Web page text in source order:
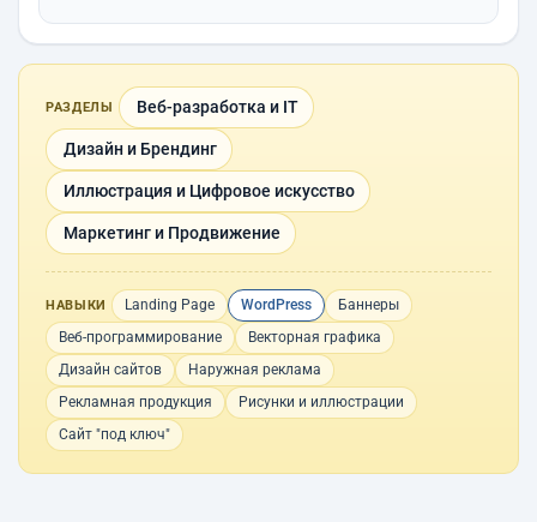
РАЗДЕЛЫ Веб-разработка и IT
Дизайн и Брендинг
Иллюстрация и Цифровое искусство
Маркетинг и Продвижение
НАВЫКИ Landing Page WordPress
Баннеры
Веб-программирование
Векторная графика
Дизайн сайтов
Наружная реклама
Рекламная продукция
Рисунки и иллюстрации
Сайт "под ключ"